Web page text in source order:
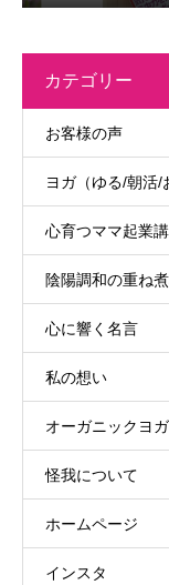
カテゴリー
お客様の声
ヨガ（ゆる/朝活/
心育つママ起業
陰陽調和の重ね
心に響く名言
私の想い
オーガニックヨ
怪我について
ホームページ
インスタ